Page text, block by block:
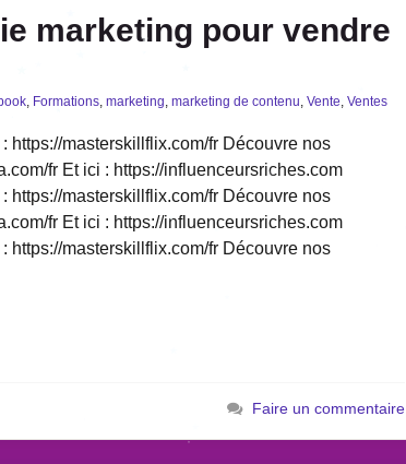
marketing pour vendre
, Formations, marketing, marketing de contenu, Vente, Ventes
https://masterskillflix.com/fr Découvre nos
fr Et ici : https://influenceursriches.com
https://masterskillflix.com/fr Découvre nos
fr Et ici : https://influenceursriches.com
https://masterskillflix.com/fr Découvre nos
Faire un commentaire